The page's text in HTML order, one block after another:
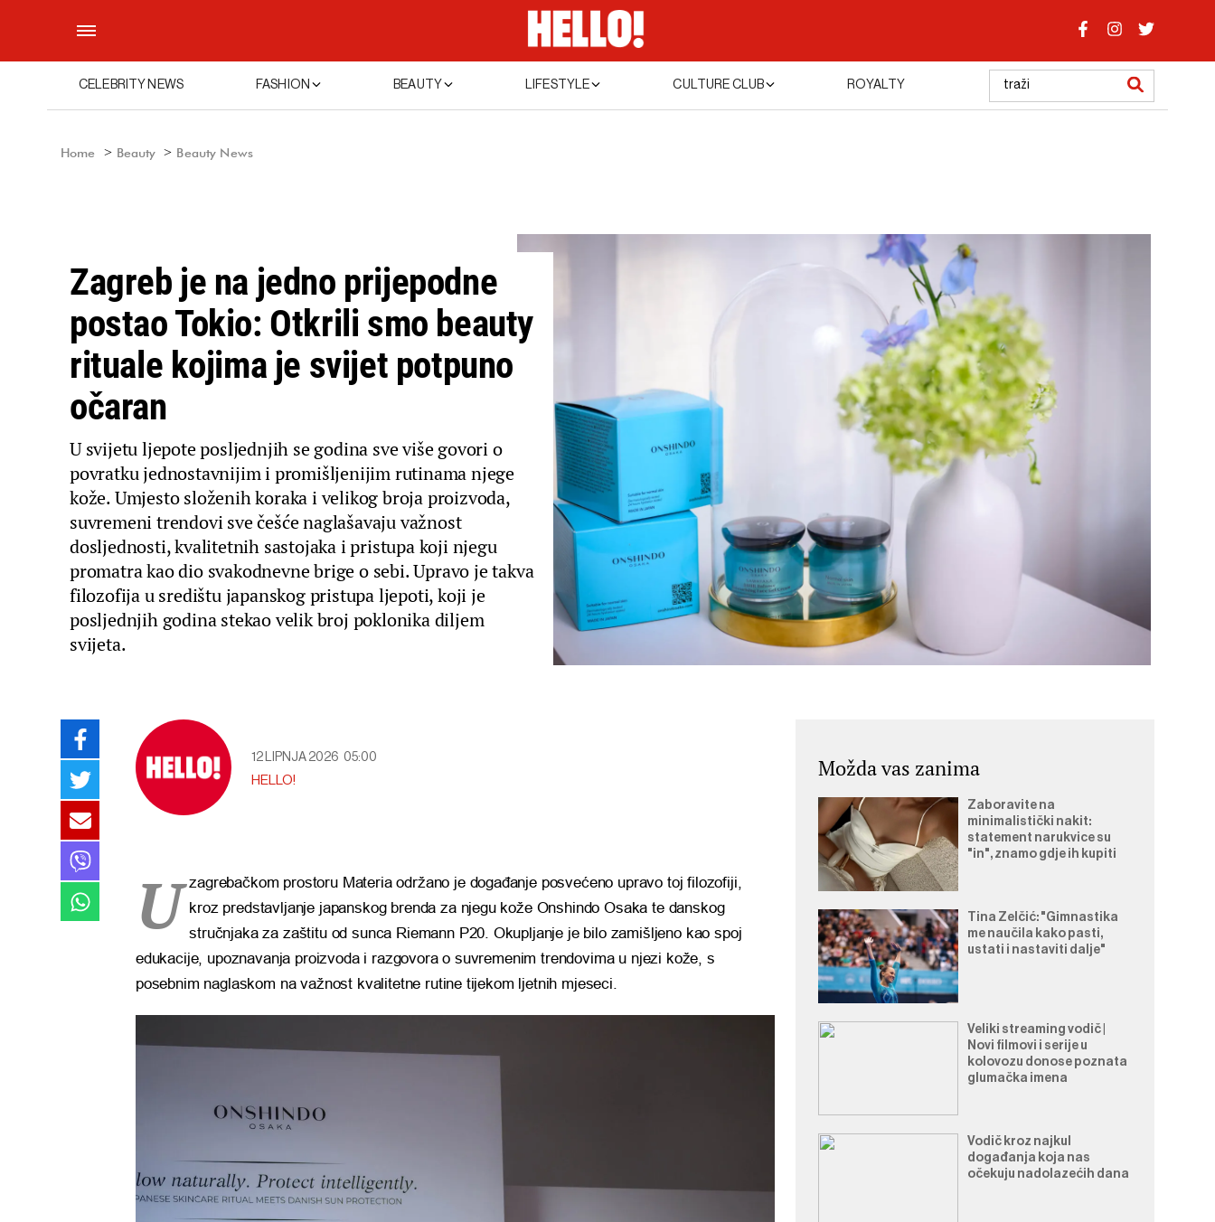
CELEBRITY NEWS FASHION BEAUTY LIFESTYLE CULTURE CLUB ROYALTY
Home Beauty Beauty News
Zagreb je na jedno prijepodne
postao Tokio: Otkrili smo beauty
rituale kojima je svijet potpuno
očaran
U svijetu ljepote posljednjih se godina sve više govori o
povratku jednostavnijim i promišljenijim rutinama njege
kože. Umjesto složenih koraka i velikog broja proizvoda,
suvremeni trendovi sve češće naglašavaju važnost
dosljednosti, kvalitetnih sastojaka i pristupa koji njegu
promatra kao dio svakodnevne brige o sebi. Upravo je takva
filozofija u središtu japanskog pristupa ljepoti, koji je
posljednjih godina stekao velik broj poklonika diljem
svijeta.
12 LIPNJA 2026 05:00
HELLO!
U zagrebačkom prostoru Materia održano je događanje posvećeno upravo toj filozofiji,
kroz predstavljanje japanskog brenda za njegu kože Onshindo Osaka te danskog
stručnjaka za zaštitu od sunca Riemann P20. Okupljanje je bilo zamišljeno kao spoj
edukacije, upoznavanja proizvoda i razgovora o suvremenim trendovima u njezi kože, s
posebnim naglaskom na važnost kvalitetne rutine tijekom ljetnih mjeseci.
Možda vas zanima
Zaboravite na
minimalistički nakit:
statement narukvice su
"in", znamo gdje ih kupiti
Tina Zelčić: "Gimnastika
me naučila kako pasti,
ustati i nastaviti dalje"
Veliki streaming vodič |
Novi filmovi i serije u
kolovozu donose poznata
glumačka imena
Vodič kroz najkul
događanja koja nas
očekuju nadolazećih dana